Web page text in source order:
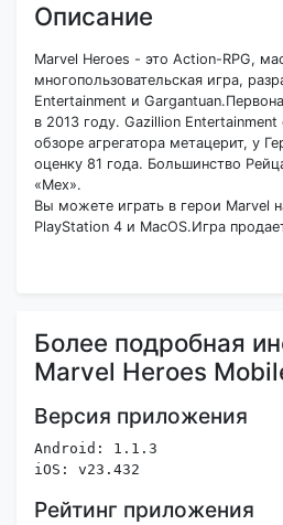
Описание
Marvel Heroes - это Action-RPG,
многопользовательская игра,
Entertainment и
в 2013 году. Gazillion
обзоре агрегатора метацерит, у
оценку 81 года. Большинство
«Мех».
Вы можете играть в герои Marvel
PlayStation 4 и MacOS.Игра
Более подробная
Marvel Heroes
Версия приложения
Android: 1.1.3
iOS: v23.432
Рейтинг приложения